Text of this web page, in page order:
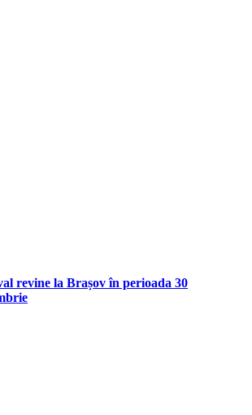
revine la Brașov în perioada 30